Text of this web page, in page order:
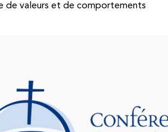
de valeurs et de comportements